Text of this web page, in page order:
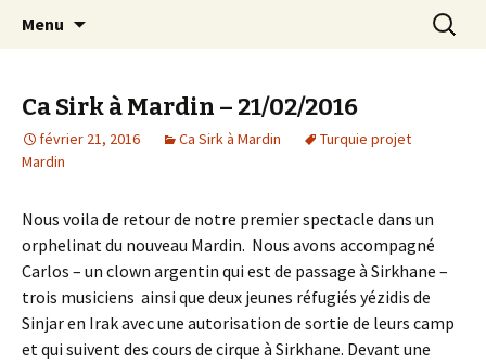
The Serious Road Trip
Connexion Humanitaire Bisontine
Menu
Ca Sirk à Mardin – 21/02/2016
février 21, 2016 Ca Sirk à Mardin
Turquie projet
Mardin
Nous voila de retour de notre premier spectacle dans un
orphelinat du nouveau Mardin. Nous avons accompagné
Carlos – un clown argentin qui est de passage à Sirkhane –
trois musiciens ainsi que deux jeunes réfugiés yézidis de
Sinjar en Irak avec une autorisation de sortie de leurs camp
et qui suivent des cours de cirque à Sirkhane. Devant une